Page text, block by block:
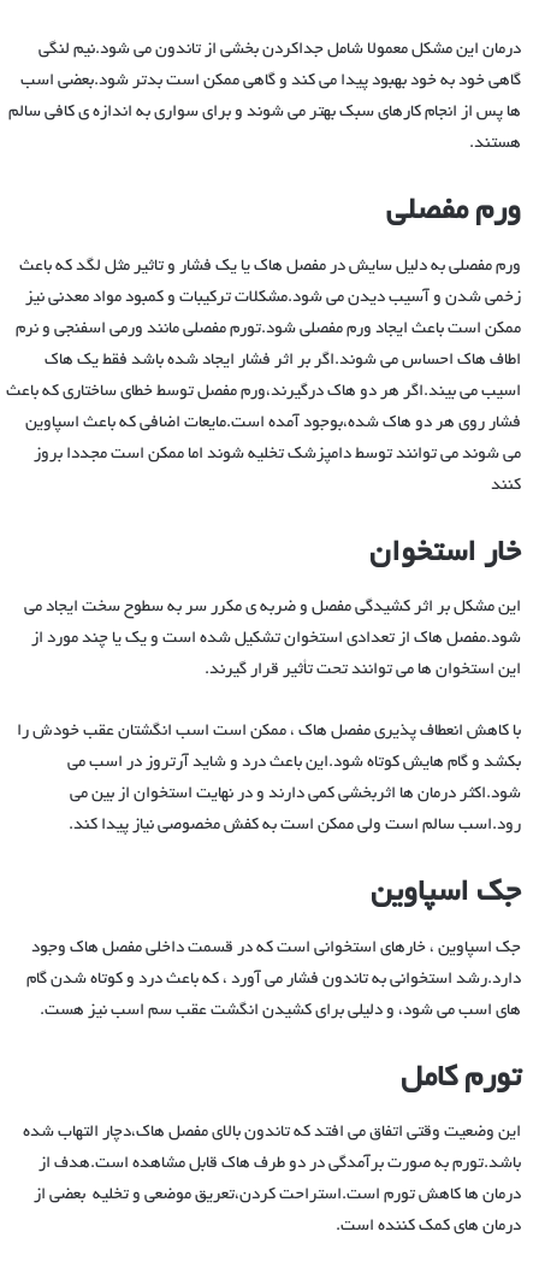
درمان این مشکل معمولا شامل جداکردن بخشی از تاندون می شود.نیم لنگی
گاهی خود به خود بهبود پیدا می کند و گاهی ممکن است بدتر شود.بعضی اسب
ها پس از انجام کارهای سبک بهتر می شوند و برای سواری به اندازه ی کافی سالم
هستند.
ورم مفصلی
ورم مفصلی به دلیل سایش در مفصل هاک یا یک فشار و تاثیر مثل لگد که باعث
زخمی شدن و آسیب دیدن می شود.مشکلات ترکیبات و کمبود مواد معدنی نیز
ممکن است باعث ایجاد ورم مفصلی شود.تورم مفصلی مانند ورمی اسفنجی و نرم
اطاف هاک احساس می شوند.اگر بر اثر فشار ایجاد شده باشد فقط یک هاک
اسیب می بیند.اگر هر دو هاک درگیرند،ورم مفصل توسط خطای ساختاری که باعث
فشار روی هر دو هاک شده،بوجود آمده است.مایعات اضافی که باعث اسپاوین
می شوند می توانند توسط دامپزشک تخلیه شوند اما ممکن است مجددا بروز
کنند
خار استخوان
این مشکل بر اثر کشیدگی مفصل و ضربه ی مکرر سر به سطوح سخت ایجاد می
شود.مفصل هاک از تعدادی استخوان تشکیل شده است و یک یا چند مورد از
این استخوان ها می توانند تحت تأثیر قرار گیرند.
با کاهش انعطاف پذیری مفصل هاک ، ممکن است اسب انگشتان عقب خودش را
بکشد و گام هایش کوتاه شود.این باعث درد و شاید آرتروز در اسب می
شود.اکثر درمان ها اثربخشی کمی دارند و در نهایت استخوان از بین می
رود.اسب سالم است ولی ممکن است به کفش مخصوصی نیاز پیدا کند.
جک اسپاوین
جک اسپاوین ، خارهای استخوانی است که در قسمت داخلی مفصل هاک وجود
دارد.رشد استخوانی به تاندون فشار می آورد ، که باعث درد و کوتاه شدن گام
های اسب می شود، و دلیلی برای کشیدن انگشت عقب سم اسب نیز هست‌.
تورم کامل
این وضعیت وقتی اتفاق می افتد که تاندون بالای مفصل هاک،دچار التهاب شده
باشد.تورم به صورت برآمدگی در دو طرف هاک قابل مشاهده است.هدف از
درمان ها کاهش تورم است.استراحت کردن،تعریق موضعی و تخلیه بعضی از
درمان های کمک کننده است.